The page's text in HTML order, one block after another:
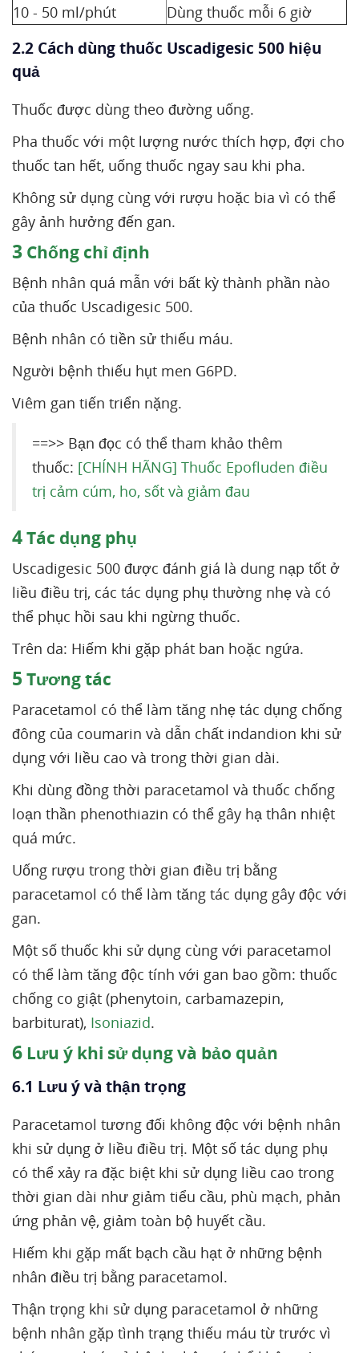
10 - 50 ml/phút
Dùng thuốc mỗi 6 giờ
2.2 Cách dùng thuốc Uscadigesic 500 hiệu
quả
Thuốc được dùng theo đường uống.
Pha thuốc với một lượng nước thích hợp, đợi cho
thuốc tan hết, uống thuốc ngay sau khi pha.
Không sử dụng cùng với rượu hoặc bia vì có thể
gây ảnh hưởng đến gan.
3 Chống chỉ định
Bệnh nhân quá mẫn với bất kỳ thành phần nào
của thuốc Uscadigesic 500.
Bệnh nhân có tiền sử thiếu máu.
Người bệnh thiếu hụt men G6PD.
Viêm gan tiến triển nặng.
==>> Bạn đọc có thể tham khảo thêm
thuốc: [CHÍNH HÃNG] Thuốc Epofluden điều
trị cảm cúm, ho, sốt và giảm đau
4Tác dụng phụ
Uscadigesic 500 được đánh giá là dung nạp tốt ở
liều điều trị, các tác dụng phụ thường nhẹ và có
thể phục hồi sau khi ngừng thuốc.
Trên da: Hiếm khi gặp phát ban hoặc ngứa.
5 Tương tác
Paracetamol có thể làm tăng nhẹ tác dụng chống
đông của coumarin và dẫn chất indandion khi sử
dụng với liều cao và trong thời gian dài.
Khi dùng đồng thời paracetamol và thuốc chống
loạn thần phenothiazin có thể gây hạ thân nhiệt
quá mức.
Uống rượu trong thời gian điều trị bằng
paracetamol có thể làm tăng tác dụng gây độc với
gan.
Một số thuốc khi sử dụng cùng với paracetamol
có thể làm tăng độc tính với gan bao gồm: thuốc
chống co giật (phenytoin, carbamazepin,
barbiturat), Isoniazid.
6 Lưu ý khi sử dụng và bảo quản
6.1 Lưu ý và thận trọng
Paracetamol tương đối không độc với bệnh nhân
khi sử dụng ở liều điều trị. Một số tác dụng phụ
có thể xảy ra đặc biệt khi sử dụng liều cao trong
thời gian dài như giảm tiểu cầu, phù mạch, phản
ứng phản vệ, giảm toàn bộ huyết cầu.
Hiếm khi gặp mất bạch cầu hạt ở những bệnh
nhân điều trị bằng paracetamol.
Thận trọng khi sử dụng paracetamol ở những
bệnh nhân gặp tình trạng thiếu máu từ trước vì